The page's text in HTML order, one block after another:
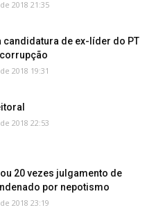
2018 21:35
candidatura de ex-líder do PT
2018 19:31
2018 22:53
20 vezes julgamento de
por nepotismo
2018 23:19